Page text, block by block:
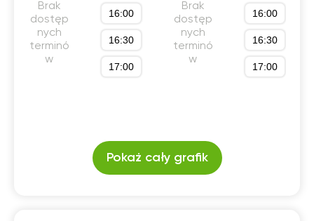
Technikum (profil rozszerzony)
Brak
dostęp
nych
terminó
w
16:00
16:30
17:00
Brak
dostęp
nych
terminó
w
16:00
16:30
17:00
Pokaż cały grafik